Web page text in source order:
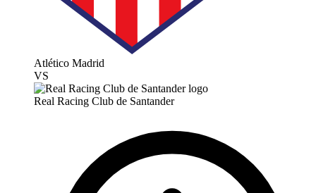
Atlético Madrid
VS
Real Racing Club de Santander